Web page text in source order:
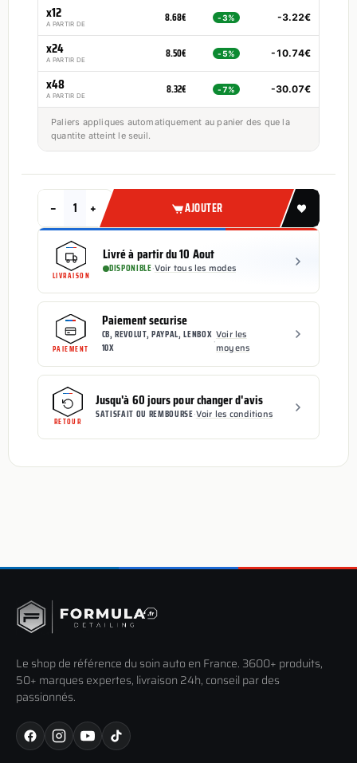
x12
A PARTIR DE 8.68€ -3% -3.22€
x24
A PARTIR DE 8.50€ -5% -10.74€
x48
A PARTIR DE 8.32€ -7% -30.07€
Paliers appliques automatiquement au panier des que la
quantite atteint le seuil.
− + AJOUTER
LIVRAISON
Livré à partir du 10 Aout
DISPONIBLE·Voir tous les modes
PAIEMENT
Paiement securise
CB, REVOLUT, PAYPAL, LENBOX
10X
·Voir les
moyens
RETOUR
Jusqu'à 60 jours pour changer d'avis
SATISFAIT OU REMBOURSE·Voir les conditions
Le shop de référence du soin auto en France. 3600+ produits,
50+ marques expertes, livraison 24h, conseil par des
passionnés.